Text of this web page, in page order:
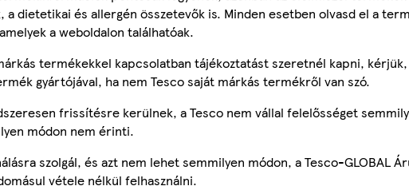
a dietetikai és allergén összetevők is. Minden esetben olvasd el a
a weboldalon találhatóak.
termékekkel kapcsolatban tájékoztatást szeretnél kapni,
gyártójával, ha nem Tesco saját márkás termékről van szó.
frissítésre kerülnek, a Tesco nem vállal felelősséget
módon nem érinti.
szolgál, és azt nem lehet semmilyen módon, a Tesco-GLOBAL
vétele nélkül felhasználni.